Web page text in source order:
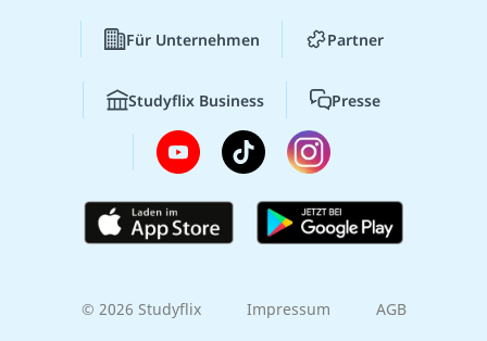
Für Unternehmen Partner
Studyflix Business Presse
© 2026 Studyflix Impressum AGB